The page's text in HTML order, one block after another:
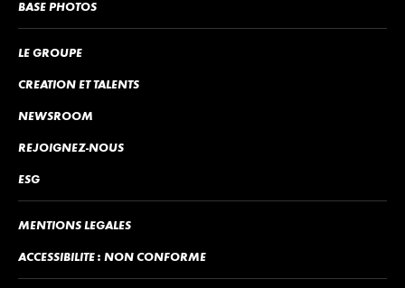
MENTIONS LÉGALES
ACCESSIBILITÉ : NON CONFORME
LE GROUPE
CRÉATION ET TALENTS
NEWSROOM
REJOIGNEZ-NOUS
ESG
BASE PHOTOS